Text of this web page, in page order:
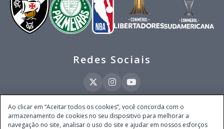
Redes Sociais
Este site é operado pela Ventmear Brasil LTDA (CNPJ 52.868.380/0001-84), com
endereço na Avenida Brigadeiro Faria Lima, nº 4.055, 3º andar, Itaim Bibi, no
Ao clicar em “Aceitar todos os cookies”, você concorda com o
armazenamento de cookies no seu dispositivo para melhorar a
navegação no site, analisar o uso do site e ajudar em nossos esforços